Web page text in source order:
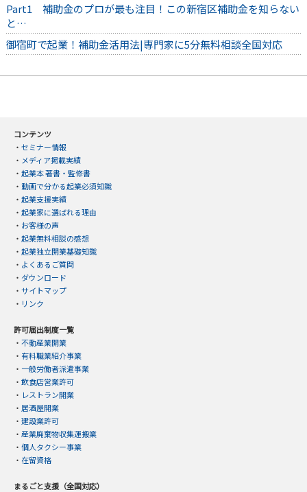
Part1 補助金のプロが最も注目！この新宿区補助金を知らない
と…
御宿町で起業！補助金活用法|専門家に5分無料相談全国対応
コンテンツ
・ セミナー情報
・ メディア掲載実績
・ 起業本 著書・監修書
・ 動画で分かる起業必須知識
・ 起業支援実績
・ 起業家に選ばれる理由
・ お客様の声
・ 起業無料相談の感想
・ 起業独立開業基礎知識
・ よくあるご質問
・ ダウンロード
・ サイトマップ
・ リンク
許可届出制度一覧
・ 不動産業開業
・ 有料職業紹介事業
・ 一般労働者派遣事業
・ 飲食店営業許可
・ レストラン開業
・ 居酒屋開業
・ 建設業許可
・ 産業廃棄物収集運搬業
・ 個人タクシー事業
・ 在留資格
まるごと支援（全国対応）